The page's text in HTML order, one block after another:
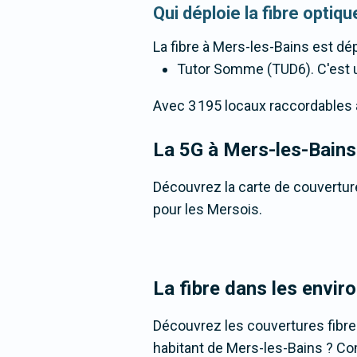
Qui déploie la fibre
La fibre à Mers-les-Bains est
Tutor Somme (TUD6).
Avec 3 195 locaux
La 5G à Mers-les-Bains
Découvrez la carte de
pour les Mersois.
La fibre dans les
Découvrez les couvertures
habitant de Mers-les-Bains ?